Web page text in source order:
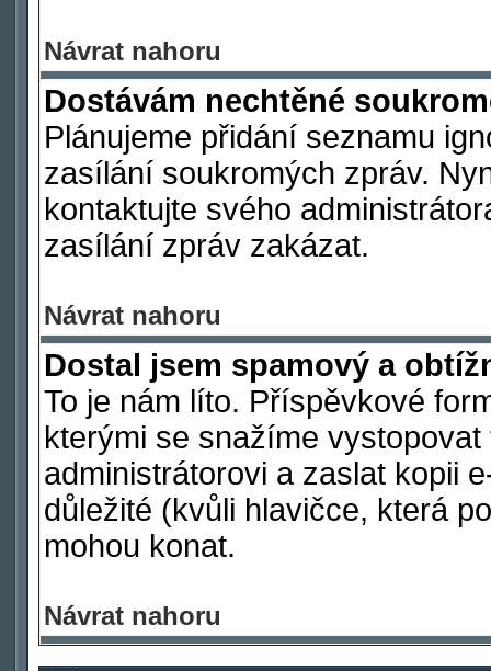
Návrat nahoru
Dostávám nechtěné
Plánujeme přidání seznamu
zasílání soukromých zpráv.
kontaktujte svého
zasílání zpráv zakázat.
Návrat nahoru
Dostal jsem spamový a
To je nám líto. Příspěvkové
kterými se snažíme
administrátorovi a zaslat kopii
důležité (kvůli hlavičce, která
mohou konat.
Návrat nahoru